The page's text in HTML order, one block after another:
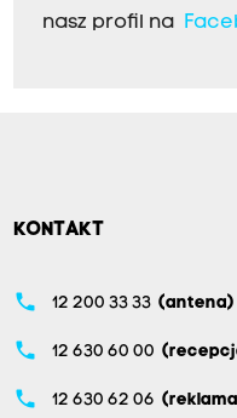
nasz profil na
KONTAKT
phone 12 200 33 33 (antena)
phone 12 630 60 00
phone 12 630 62 06